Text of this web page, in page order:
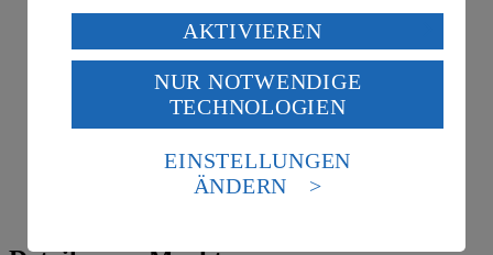
Verarbeitung deiner personenbezogenen Daten in den
USA durch Facebook und YouTube:
Wenn du auf „Aktivieren“ klickst, willigst du im Sinne
des Art. 49 Abs. 1 Satz 1 lit. a) DSGVO ein, dass deine
Daten in den USA verarbeitet werden. Der EuGH sieht
die USA als Land mit einem nach europäischen
Standards nicht angemessenen Datenschutzniveau an.
Es besteht das Risiko eines Zugriffs durch US-
AKTIVIEREN
NUR NOTWENDIGE
TECHNOLOGIEN
EINSTELLUNGEN
ÄNDERN